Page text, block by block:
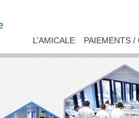
L’AMICALE PAIEMENTS /